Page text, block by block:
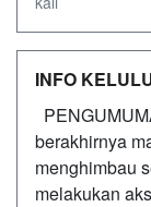
INFO
berakhirnya
menghimbau
melakukan